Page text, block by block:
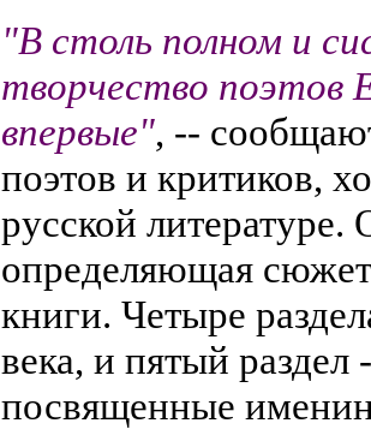
"В столь полном и
творчество поэтов
впервые", --
поэтов и критиков,
русской
определяющая сюжет
книги. Четыре
века, и пятый
посвященные